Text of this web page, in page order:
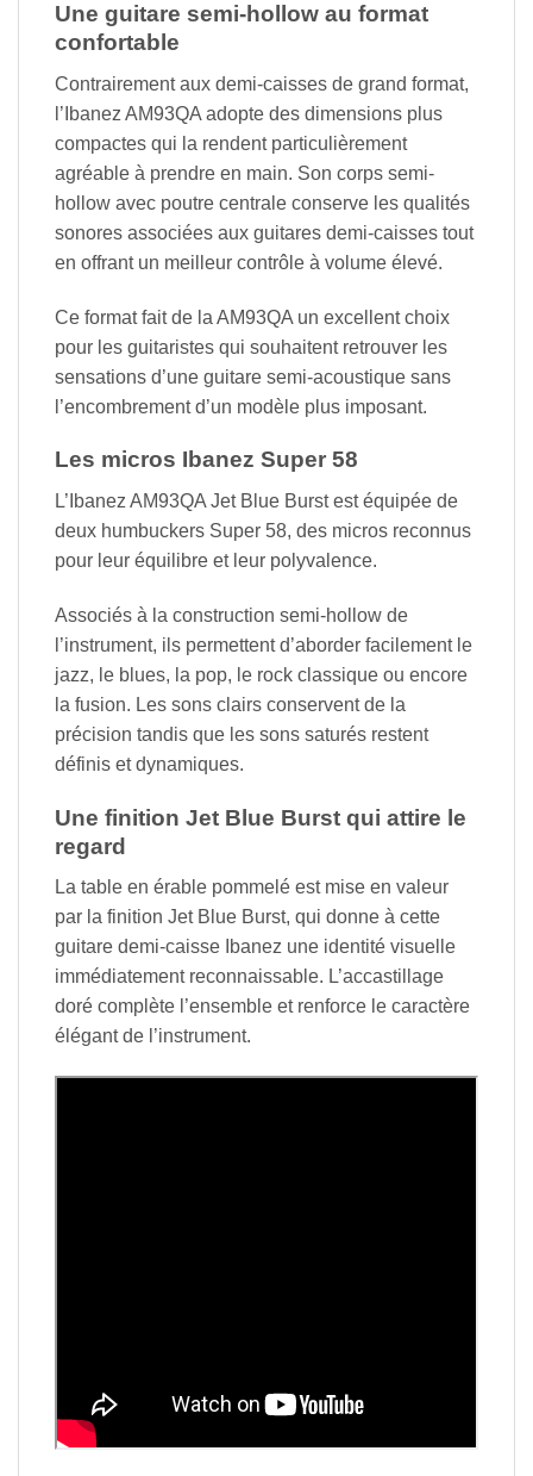
Une guitare semi-hollow au format
confortable
Contrairement aux demi-caisses de grand format,
l’Ibanez AM93QA adopte des dimensions plus
compactes qui la rendent particulièrement
agréable à prendre en main. Son corps semi-
hollow avec poutre centrale conserve les qualités
sonores associées aux guitares demi-caisses tout
en offrant un meilleur contrôle à volume élevé.
Ce format fait de la AM93QA un excellent choix
pour les guitaristes qui souhaitent retrouver les
sensations d’une guitare semi-acoustique sans
l’encombrement d’un modèle plus imposant.
Les micros Ibanez Super 58
L’Ibanez AM93QA Jet Blue Burst est équipée de
deux humbuckers Super 58, des micros reconnus
pour leur équilibre et leur polyvalence.
Associés à la construction semi-hollow de
l’instrument, ils permettent d’aborder facilement le
jazz, le blues, la pop, le rock classique ou encore
la fusion. Les sons clairs conservent de la
précision tandis que les sons saturés restent
définis et dynamiques.
Une finition Jet Blue Burst qui attire le
regard
La table en érable pommelé est mise en valeur
par la finition Jet Blue Burst, qui donne à cette
guitare demi-caisse Ibanez une identité visuelle
immédiatement reconnaissable. L’accastillage
doré complète l’ensemble et renforce le caractère
élégant de l’instrument.